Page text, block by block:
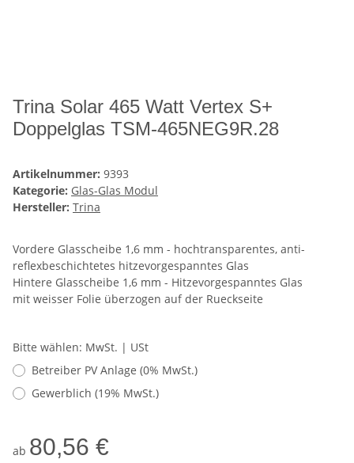
Trina Solar 465 Watt Vertex S+
Doppelglas TSM-465NEG9R.28
Artikelnummer: 9393
Kategorie: Glas-Glas Modul
Hersteller: Trina
Vordere Glasscheibe 1,6 mm - hochtransparentes, anti-
reflexbeschichtetes hitzevorgespanntes Glas
Hintere Glasscheibe 1,6 mm - Hitzevorgespanntes Glas
mit weisser Folie überzogen auf der Rueckseite
Bitte wählen: MwSt. | USt
Betreiber PV Anlage (0% MwSt.)
Gewerblich (19% MwSt.)
ab 80,56 €